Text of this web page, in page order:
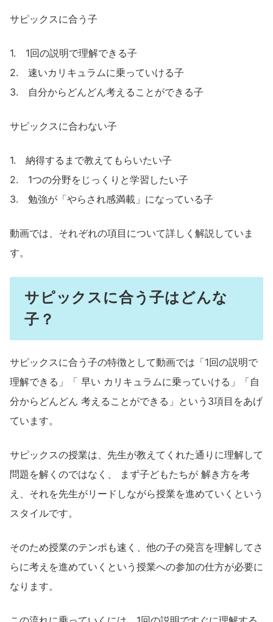
サピックスに合う子
1. 1回の説明で理解できる子
2. 速いカリキュラムに乗っていける子
3. 自分からどんどん考えることができる子
サピックスに合わない子
1. 納得するまで教えてもらいたい子
2. 1つの分野をじっくりと学習したい子
3. 勉強が「やらされ感満載」になっている子
動画では、それぞれの項目について詳しく解説していま
す。
サピックスに合う子はどんな
子？
サピックスに合う子の特徴として動画では「1回の説明で
理解できる」「 早い カリキュラムに乗っていける」「自
分からどんどん 考えることができる」という3項目をあげ
ています。
サピックスの授業は、先生が教えてくれた通りに理解して
問題を解くのではなく、 まず子どもたちが 解き方を考
え、それを先生がリードしながら授業を進めていくという
スタイルです。
そのため授業のテンポも速く、他の子の発言を理解してさ
らに考えを進めていくという授業への参加の仕方が必要に
なります。